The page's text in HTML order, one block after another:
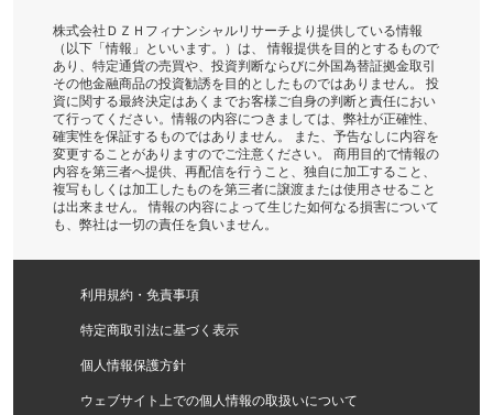
株式会社ＤＺＨフィナンシャルリサーチより提供している情報
（以下「情報」といいます。）は、 情報提供を目的とするもので
あり、特定通貨の売買や、投資判断ならびに外国為替証拠金取引
その他金融商品の投資勧誘を目的としたものではありません。 投
資に関する最終決定はあくまでお客様ご自身の判断と責任におい
て行ってください。情報の内容につきましては、弊社が正確性、
確実性を保証するものではありません。 また、予告なしに内容を
変更することがありますのでご注意ください。 商用目的で情報の
内容を第三者へ提供、再配信を行うこと、独自に加工すること、
複写もしくは加工したものを第三者に譲渡または使用させること
は出来ません。 情報の内容によって生じた如何なる損害について
も、弊社は一切の責任を負いません。
利用規約・免責事項
特定商取引法に基づく表示
個人情報保護方針
ウェブサイト上での個人情報の取扱いについて